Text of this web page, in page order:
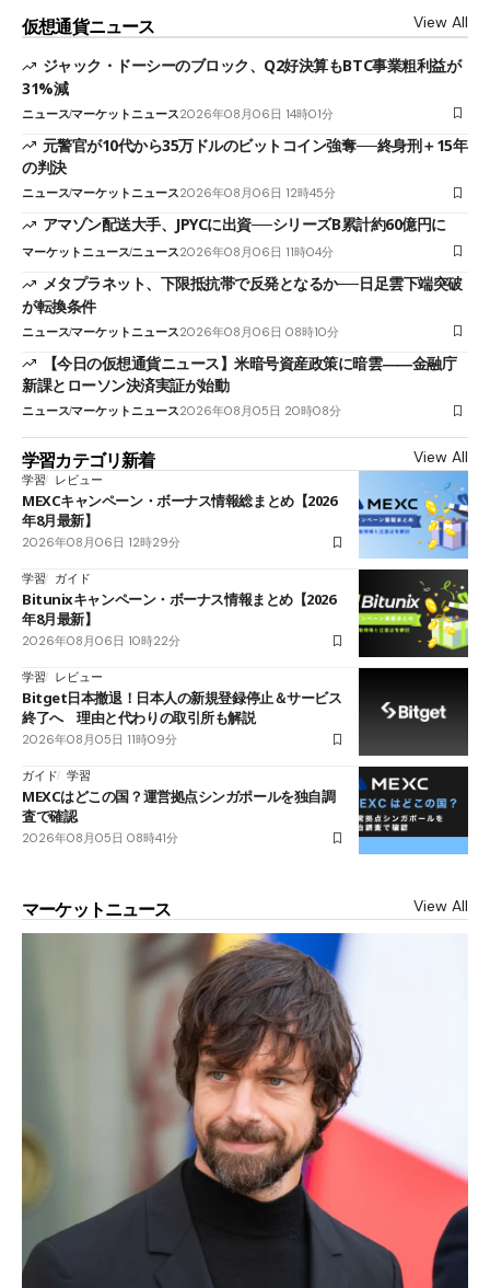
仮想通貨ニュース View All
ジャック・ドーシーのブロック、Q2好決算もBTC事業粗利益が
31%減
ニュースマーケットニュース2026年08月06日 14時01分
元警官が10代から35万ドルのビットコイン強奪──終身刑＋15年
の判決
ニュースマーケットニュース2026年08月06日 12時45分
アマゾン配送大手、JPYCに出資──シリーズB累計約60億円に
マーケットニュースニュース2026年08月06日 11時04分
メタプラネット、下限抵抗帯で反発となるか──日足雲下端突破
が転換条件
ニュースマーケットニュース2026年08月06日 08時10分
【今日の仮想通貨ニュース】米暗号資産政策に暗雲――金融庁
新課とローソン決済実証が始動
ニュースマーケットニュース2026年08月05日 20時08分
学習カテゴリ新着 View All
学習 レビュー
MEXCキャンペーン・ボーナス情報総まとめ【2026
年8月最新】
2026年08月06日 12時29分
学習 ガイド
Bitunixキャンペーン・ボーナス情報まとめ【2026
年8月最新】
2026年08月06日 10時22分
学習 レビュー
Bitget日本撤退！日本人の新規登録停止＆サービス
終了へ 理由と代わりの取引所も解説
2026年08月05日 11時09分
ガイド 学習
MEXCはどこの国？運営拠点シンガポールを独自調
査で確認
2026年08月05日 08時41分
マーケットニュース View All